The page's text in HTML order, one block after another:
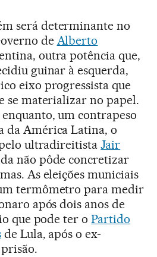
será determinante no
de Alberto
outra potência que,
guinar à esquerda,
eixo progressista que
se materializar no papel.
um contrapeso
da América Latina, o
ultradireitistaJair
não pôde concretizar
As eleições municiais
termômetro para medir
após dois anos de
que pode ter oPartido
de Lula, após o ex-